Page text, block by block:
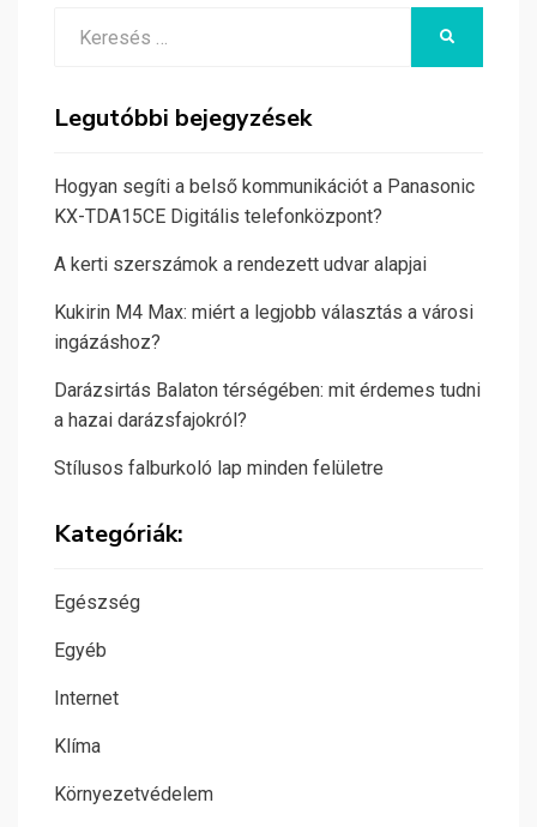
Legutóbbi bejegyzések
Hogyan segíti a belső kommunikációt a Panasonic
KX-TDA15CE Digitális telefonközpont?
A kerti szerszámok a rendezett udvar alapjai
Kukirin M4 Max: miért a legjobb választás a városi
ingázáshoz?
Darázsirtás Balaton térségében: mit érdemes tudni
a hazai darázsfajokról?
Stílusos falburkoló lap minden felületre
Kategóriák:
Egészség
Egyéb
Internet
Klíma
Környezetvédelem